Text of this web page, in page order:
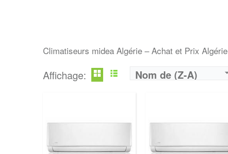
Climatiseurs midea Algérie – Achat et Prix Algérie
Affichage: Nom de (Z-A)